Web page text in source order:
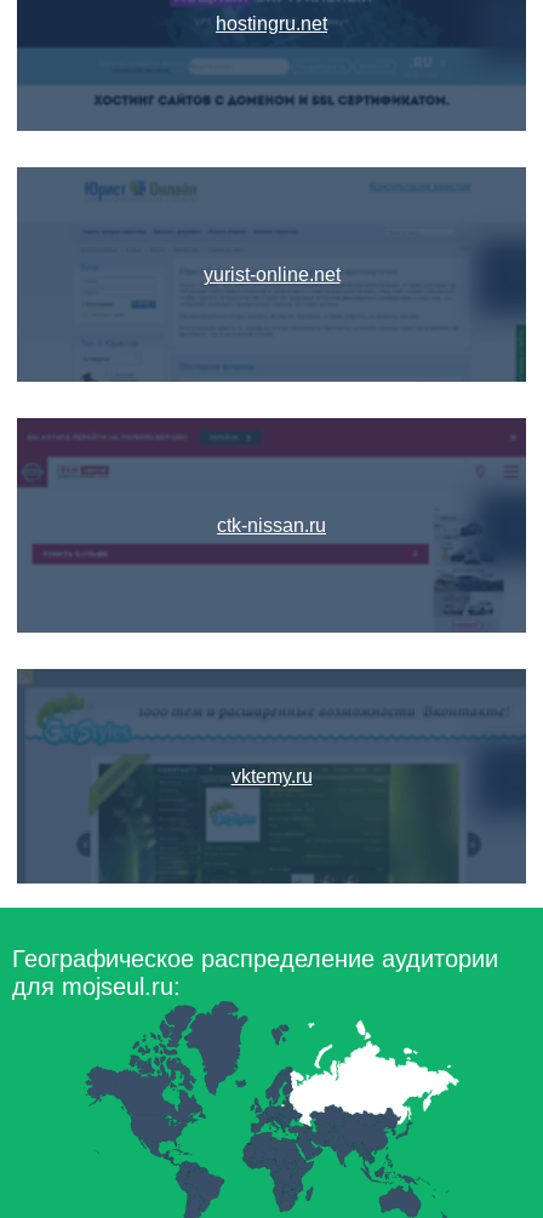
hostingru.net
yurist-online.net
ctk-nissan.ru
vktemy.ru
Географическое распределение аудитории
для mojseul.ru: